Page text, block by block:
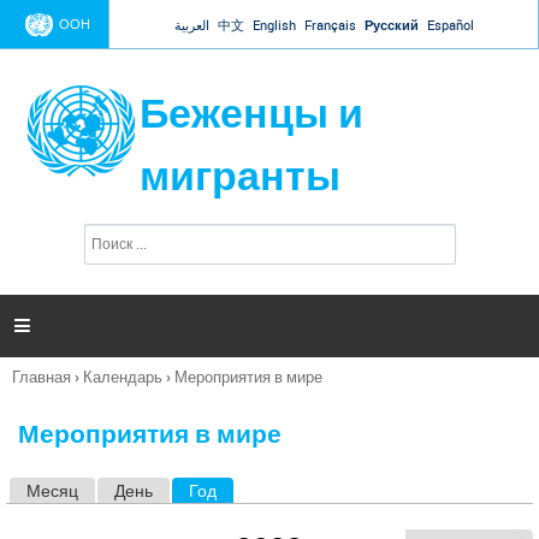
Jump to navigation
ООН العربية 中文 English Français Русский Español
Беженцы и
мигранты
п
и

Вы
Главная › Календарь › Мероприятия в мире
Мероприятия в мире
Месяц День Год